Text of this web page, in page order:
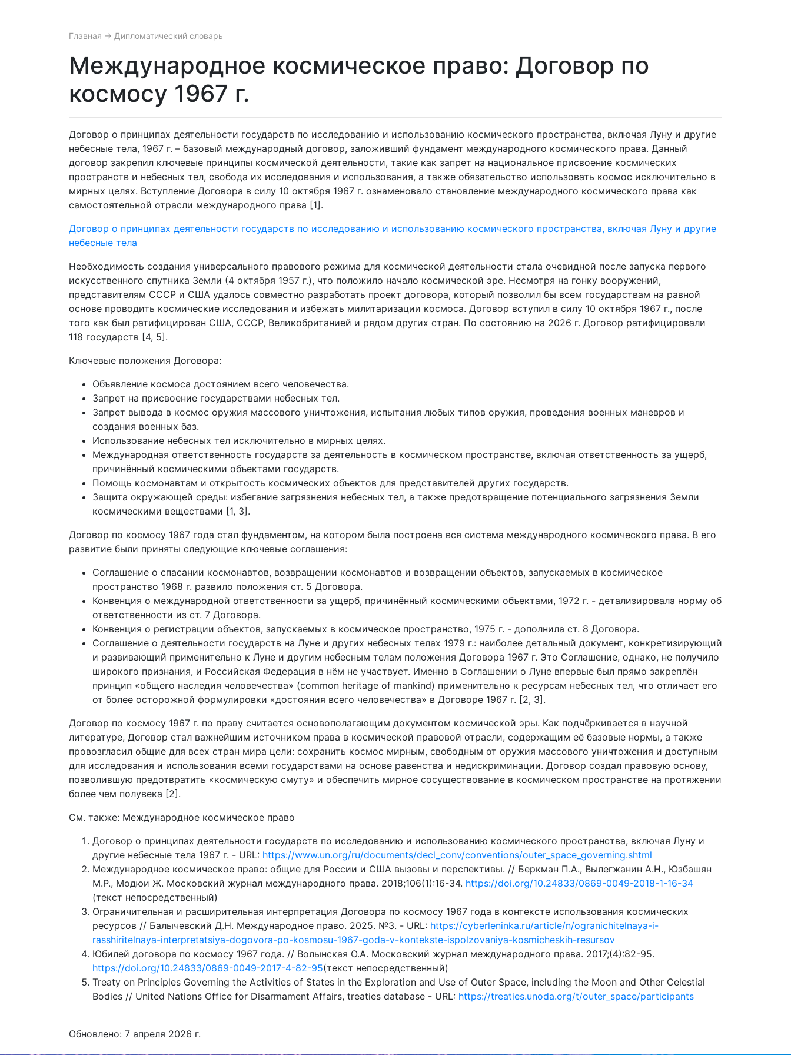
Главная → Дипломатический словарь
Международное космическое право: Договор по
космосу 1967 г.
Договор о принципах деятельности государств по исследованию и использованию космического пространства, включая Луну и другие
небесные тела, 1967 г. – базовый международный договор, заложивший фундамент международного космического права. Данный
договор закрепил ключевые принципы космической деятельности, такие как запрет на национальное присвоение космических
пространств и небесных тел, свобода их исследования и использования, а также обязательство использовать космос исключительно в
мирных целях. Вступление Договора в силу 10 октября 1967 г. ознаменовало становление международного космического права как
самостоятельной отрасли международного права [1].
Договор о принципах деятельности государств по исследованию и использованию космического пространства, включая Луну и другие
небесные тела
Необходимость создания универсального правового режима для космической деятельности стала очевидной после запуска первого
искусственного спутника Земли (4 октября 1957 г.), что положило начало космической эре. Несмотря на гонку вооружений,
представителям СССР и США удалось совместно разработать проект договора, который позволил бы всем государствам на равной
основе проводить космические исследования и избежать милитаризации космоса. Договор вступил в силу 10 октября 1967 г., после
того как был ратифицирован США, СССР, Великобританией и рядом других стран. По состоянию на 2026 г. Договор ратифицировали
118 государств [4, 5].
Ключевые положения Договора:
Объявление космоса достоянием всего человечества.
Запрет на присвоение государствами небесных тел.
Запрет вывода в космос оружия массового уничтожения, испытания любых типов оружия, проведения военных маневров и
создания военных баз.
Использование небесных тел исключительно в мирных целях.
Международная ответственность государств за деятельность в космическом пространстве, включая ответственность за ущерб,
причинённый космическими объектами государств.
Помощь космонавтам и открытость космических объектов для представителей других государств.
Защита окружающей среды: избегание загрязнения небесных тел, а также предотвращение потенциального загрязнения Земли
космическими веществами [1, 3].
Договор по космосу 1967 года стал фундаментом, на котором была построена вся система международного космического права. В его
развитие были приняты следующие ключевые соглашения:
Соглашение о спасании космонавтов, возвращении космонавтов и возвращении объектов, запускаемых в космическое
пространство 1968 г. развило положения ст. 5 Договора.
Конвенция о международной ответственности за ущерб, причинённый космическими объектами, 1972 г. - детализировала норму об
ответственности из ст. 7 Договора.
Конвенция о регистрации объектов, запускаемых в космическое пространство, 1975 г. - дополнила ст. 8 Договора.
Соглашение о деятельности государств на Луне и других небесных телах 1979 г.: наиболее детальный документ, конкретизирующий
и развивающий применительно к Луне и другим небесным телам положения Договора 1967 г. Это Соглашение, однако, не получило
широкого признания, и Российская Федерация в нём не участвует. Именно в Соглашении о Луне впервые был прямо закреплён
принцип «общего наследия человечества» (common heritage of mankind) применительно к ресурсам небесных тел, что отличает его
от более осторожной формулировки «достояния всего человечества» в Договоре 1967 г. [2, 3].
Договор по космосу 1967 г. по праву считается основополагающим документом космической эры. Как подчёркивается в научной
литературе, Договор стал важнейшим источником права в космической правовой отрасли, содержащим её базовые нормы, а также
провозгласил общие для всех стран мира цели: сохранить космос мирным, свободным от оружия массового уничтожения и доступным
для исследования и использования всеми государствами на основе равенства и недискриминации. Договор создал правовую основу,
позволившую предотвратить «космическую смуту» и обеспечить мирное сосуществование в космическом пространстве на протяжении
более чем полувека [2].
См. также: Международное космическое право
Договор о принципах деятельности государств по исследованию и использованию космического пространства, включая Луну и
другие небесные тела 1967 г. - URL: https://www.un.org/ru/documents/decl_conv/conventions/outer_space_governing.shtml
Международное космическое право: общие для России и США вызовы и перспективы. // Беркман П.А., Вылегжанин А.Н., Юзбашян
М.Р., Модюи Ж. Московский журнал международного права. 2018;106(1):16-34. https://doi.org/10.24833/0869-0049-2018-1-16-34
(текст непосредственный)
Ограничительная и расширительная интерпретация Договора по космосу 1967 года в контексте использования космических
ресурсов // Балычевский Д.Н. Международное право. 2025. №3. - URL: https://cyberleninka.ru/article/n/ogranichitelnaya-i-
rasshiritelnaya-interpretatsiya-dogovora-po-kosmosu-1967-goda-v-kontekste-ispolzovaniya-kosmicheskih-resursov
Юбилей договора по космосу 1967 года. // Волынская О.А. Московский журнал международного права. 2017;(4):82-95.
https://doi.org/10.24833/0869-0049-2017-4-82-95(текст непосредственный)
Treaty on Principles Governing the Activities of States in the Exploration and Use of Outer Space, including the Moon and Other Celestial
Bodies // United Nations Office for Disarmament Affairs, treaties database - URL: https://treaties.unoda.org/t/outer_space/participants
Обновлено: 7 апреля 2026 г.